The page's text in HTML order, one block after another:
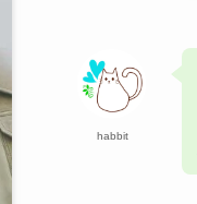
habbit